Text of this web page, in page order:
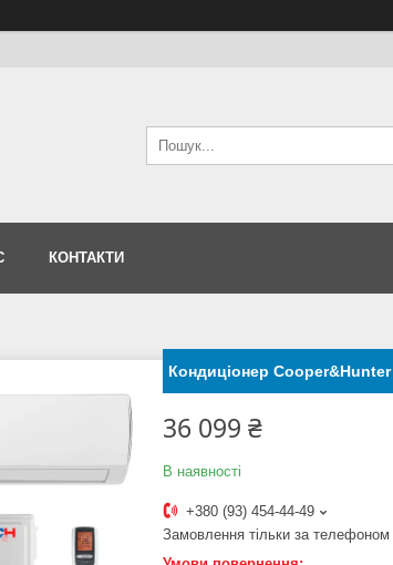
КОНТАКТИ
Кондиціонер
36 099 ₴
В наявності
+380 (93) 454-44-49
Замовлення тільки за телефоном